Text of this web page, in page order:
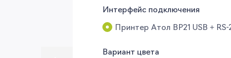
Интерфейс подключения
Принтер Атол BP21 USB + RS-
Вариант цвета